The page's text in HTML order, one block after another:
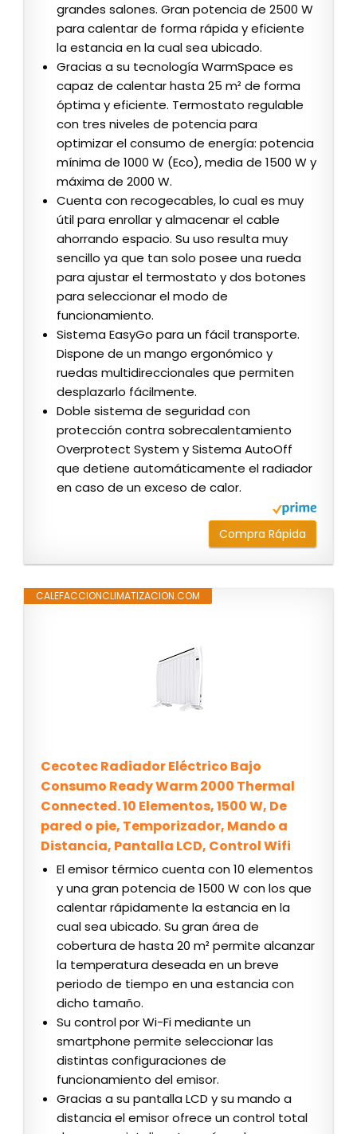
grandes salones. Gran potencia de 2500 W
para calentar de forma rápida y eficiente
la estancia en la cual sea ubicado.
Gracias a su tecnología WarmSpace es
capaz de calentar hasta 25 m² de forma
óptima y eficiente. Termostato regulable
con tres niveles de potencia para
optimizar el consumo de energía: potencia
mínima de 1000 W (Eco), media de 1500 W y
máxima de 2000 W.
Cuenta con recogecables, lo cual es muy
útil para enrollar y almacenar el cable
ahorrando espacio. Su uso resulta muy
sencillo ya que tan solo posee una rueda
para ajustar el termostato y dos botones
para seleccionar el modo de
funcionamiento.
Sistema EasyGo para un fácil transporte.
Dispone de un mango ergonómico y
ruedas multidireccionales que permiten
desplazarlo fácilmente.
Doble sistema de seguridad con
protección contra sobrecalentamiento
Overprotect System y Sistema AutoOff
que detiene automáticamente el radiador
en caso de un exceso de calor.
Compra Rápida
CALEFACCIONCLIMATIZACION.COM
Cecotec Radiador Eléctrico Bajo
Consumo Ready Warm 2000 Thermal
Connected. 10 Elementos, 1500 W, De
pared o pie, Temporizador, Mando a
Distancia, Pantalla LCD, Control Wifi
El emisor térmico cuenta con 10 elementos
y una gran potencia de 1500 W con los que
calentar rápidamente la estancia en la
cual sea ubicado. Su gran área de
cobertura de hasta 20 m² permite alcanzar
la temperatura deseada en un breve
periodo de tiempo en una estancia con
dicho tamaño.
Su control por Wi-Fi mediante un
smartphone permite seleccionar las
distintas configuraciones de
funcionamiento del emisor.
Gracias a su pantalla LCD y su mando a
distancia el emisor ofrece un control total